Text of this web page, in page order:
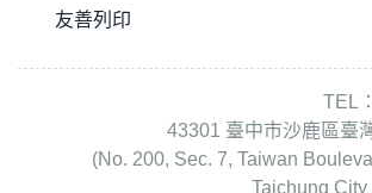
友善列印
TEL
43301 臺中市沙鹿區臺
(No. 200, Sec. 7, Taiwan
Taichung